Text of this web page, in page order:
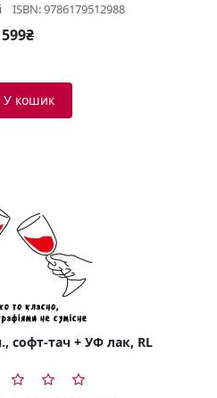
ISBN: 9786179512988
599₴
У кошик
софт-тач + УФ лак, RL